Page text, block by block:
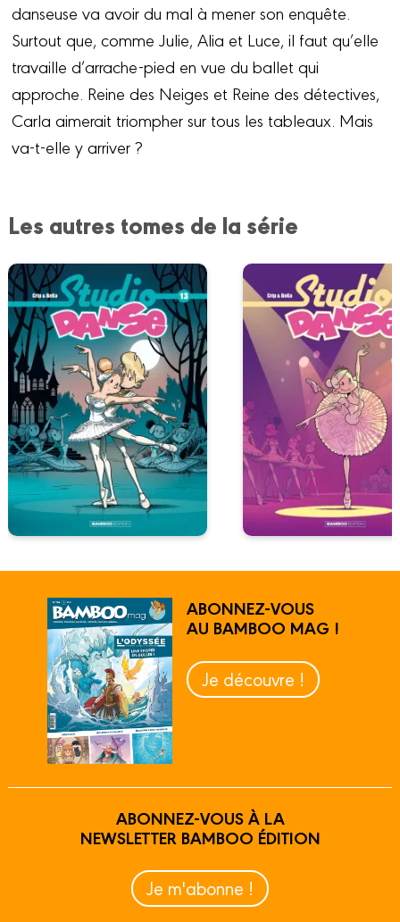
danseuse va avoir du mal à mener son enquête.
Surtout que, comme Julie, Alia et Luce, il faut qu’elle
travaille d’arrache-pied en vue du ballet qui
approche. Reine des Neiges et Reine des détectives,
Carla aimerait triompher sur tous les tableaux. Mais
va-t-elle y arriver ?
Les autres tomes de la série
ABONNEZ-VOUS
AU BAMBOO MAG !
Je découvre !
ABONNEZ-VOUS À LA
NEWSLETTER BAMBOO ÉDITION
Je m'abonne !